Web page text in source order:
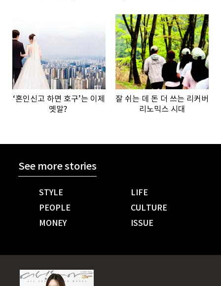
‘혼인신고 하면 호구’는 이제
옛말?
잘 쉬는 데 돈 더 쓰는 리커버
리노믹스 시대
See more stories
STYLE
LIFE
PEOPLE
CULTURE
MONEY
ISSUE